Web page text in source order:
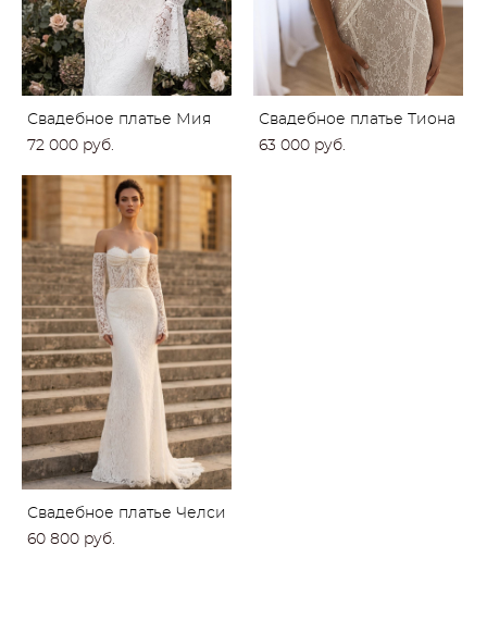
Свадебное платье Мия
72 000 pуб.
Свадебное платье Тиона
63 000 pуб.
Свадебное платье Челси
60 800 pуб.